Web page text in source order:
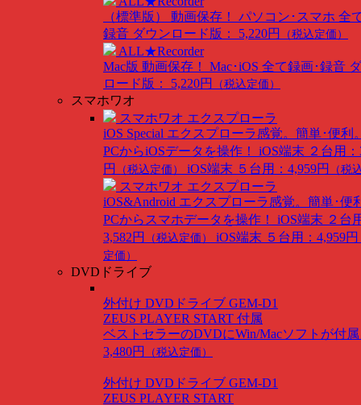
（標準版） 動画保存！ パソコン･スマホ 全
録音 ダウンロード版： 5,220円 （税込定価）
ALL★Recorder
Mac版 動画保存！ Mac･iOS 全て録画･録音
ロード版： 5,220円
（税込定価）
スマホワオ
スマホワオ エクスプローラ
iOS Special エクスプローラ感覚。簡単･便利
PCからiOSデータを操作！ iOS端末 ２台用：
円
（税込定価） iOS端末 ５台用：4,959円 （税
スマホワオ エクスプローラ
iOS&Android エクスプローラ感覚。簡単･便
PCからスマホデータを操作！ iOS端末 ２台
3,582円
（税込定価） iOS端末 ５台用：4,959円
定価）
DVDドライブ
外付け DVDドライブ GEM-D1
ZEUS PLAYER START 付属
ベストセラーのDVDにWin/Macソフトが付
3,480円
（税込定価）
外付け DVDドライブ GEM-D1
ZEUS PLAYER START